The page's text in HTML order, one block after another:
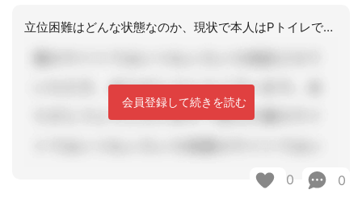
立位困難はどんな状態なのか、現状で本人はPトイレでの排泄を望んでいるのか、尿意が
会員登録して続きを読む
0 0